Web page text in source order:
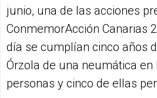
junio, una de las acciones
ConmemorAcción Canarias
día se cumplían cinco años
Órzola de una neumática
personas y cinco de ellas